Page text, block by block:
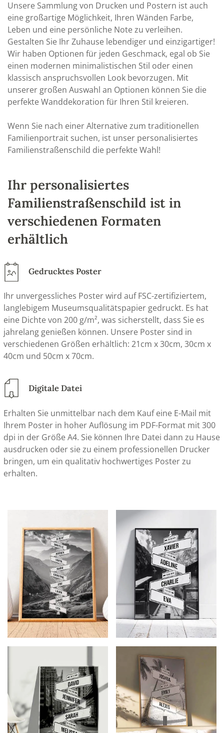
Unsere Sammlung von Drucken und Postern ist auch
eine großartige Möglichkeit, Ihren Wänden Farbe,
Leben und eine persönliche Note zu verleihen.
Gestalten Sie Ihr Zuhause lebendiger und einzigartiger!
Wir haben Optionen für jeden Geschmack, egal ob Sie
einen modernen minimalistischen Stil oder einen
klassisch anspruchsvollen Look bevorzugen. Mit
unserer großen Auswahl an Optionen können Sie die
perfekte Wanddekoration für Ihren Stil kreieren.
Wenn Sie nach einer Alternative zum traditionellen
Familienportrait suchen, ist unser personalisiertes
Familienstraßenschild die perfekte Wahl!
Ihr personalisiertes
Familienstraßenschild ist in
verschiedenen Formaten
erhältlich
Gedrucktes Poster
Ihr unvergessliches Poster wird auf FSC-zertifiziertem,
langlebigem Museumsqualitätspapier gedruckt. Es hat
eine Dichte von 200 g/m², was sicherstellt, dass Sie es
jahrelang genießen können. Unsere Poster sind in
verschiedenen Größen erhältlich: 21cm x 30cm, 30cm x
40cm und 50cm x 70cm.
Digitale Datei
Erhalten Sie unmittelbar nach dem Kauf eine E-Mail mit
Ihrem Poster in hoher Auflösung im PDF-Format mit 300
dpi in der Größe A4. Sie können Ihre Datei dann zu Hause
ausdrucken oder sie zu einem professionellen Drucker
bringen, um ein qualitativ hochwertiges Poster zu
erhalten.